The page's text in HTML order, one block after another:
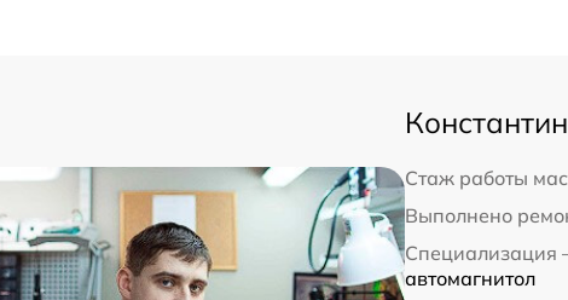
Стаж работы
Выполнено
Специализация
автомагнитол